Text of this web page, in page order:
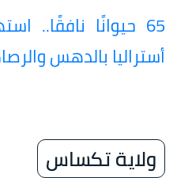
65 حيوانًا نافقًا..
أستراليا بالدهس
ولاية تكساس